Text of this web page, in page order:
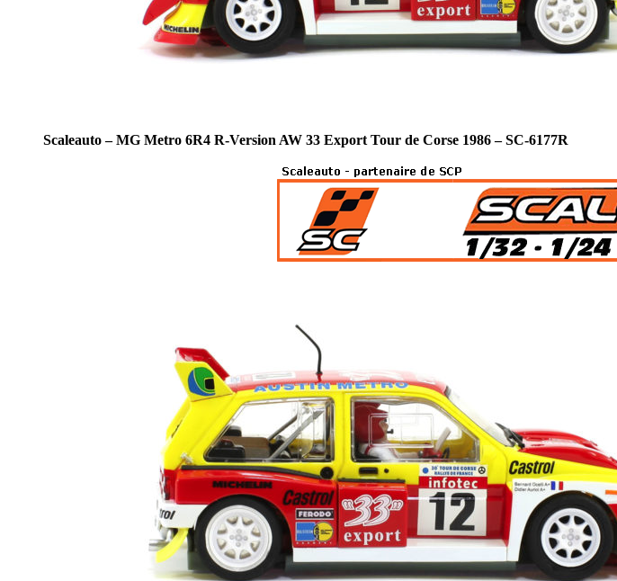
Scaleauto – MG Metro 6R4 R-Version AW 33 Export Tour de Corse 1986 – SC-6177R